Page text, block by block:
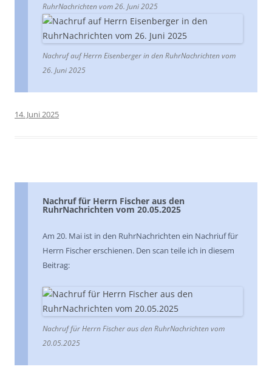
RuhrNachrichten vom 26. Juni 2025
Nachruf auf Herrn Eisenberger in den RuhrNachrichten vom
26. Juni 2025
14. Juni 2025
Nachruf für Herrn Fischer aus den
RuhrNachrichten vom 20.05.2025
Am 20. Mai ist in den RuhrNachrichten ein Nachriuf für
Herrn Fischer erschienen. Den scan teile ich in diesem
Beitrag:
Nachruf für Herrn Fischer aus den RuhrNachrichten vom
20.05.2025